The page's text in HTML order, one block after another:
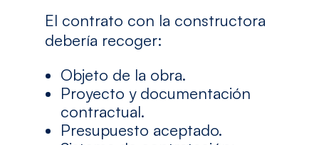
El contrato con la constructora
debería recoger:
Objeto de la obra.
Proyecto y documentación
contractual.
Presupuesto aceptado.